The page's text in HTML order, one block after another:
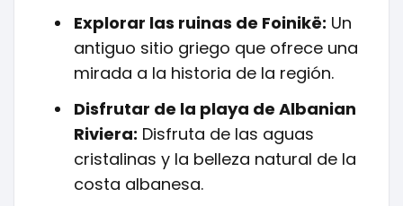
Explorar las ruinas de Foinikë: Un
antiguo sitio griego que ofrece una
mirada a la historia de la región.
Disfrutar de la playa de Albanian
Riviera: Disfruta de las aguas
cristalinas y la belleza natural de la
costa albanesa.